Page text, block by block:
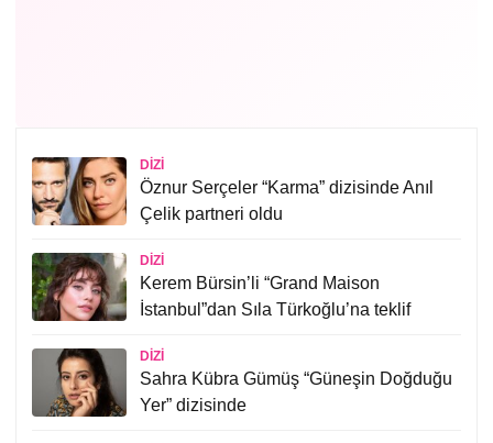
DIZI
Öznur Serçeler “Karma” dizisinde Anıl
Çelik partneri oldu
DIZI
Kerem Bürsin’li “Grand Maison
İstanbul”dan Sıla Türkoğlu’na teklif
DIZI
Sahra Kübra Gümüş “Güneşin Doğduğu
Yer” dizisinde